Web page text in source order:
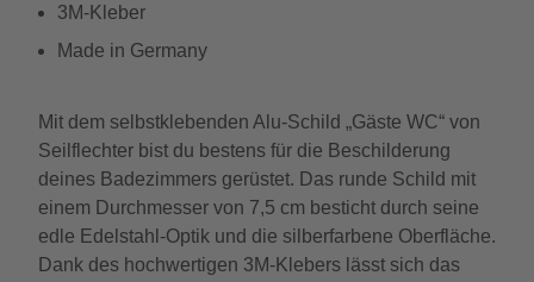
3M-Kleber
Made in Germany
Mit dem selbstklebenden Alu-Schild „Gäste WC“ von
Seilflechter bist du bestens für die Beschilderung
deines Badezimmers gerüstet. Das runde Schild mit
einem Durchmesser von 7,5 cm besticht durch seine
edle Edelstahl-Optik und die silberfarbene Oberfläche.
Dank des hochwertigen 3M-Klebers lässt sich das